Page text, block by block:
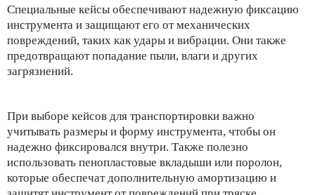
Специальные кейсы обеспечивают надежную фиксацию
инструмента и защищают его от механических
повреждений, таких как удары и вибрации. Они также
предотвращают попадание пыли, влаги и других
загрязнений.
При выборе кейсов для транспортировки важно
учитывать размеры и форму инструмента, чтобы он
надежно фиксировался внутри. Также полезно
использовать пенопластовые вкладыши или поролон,
которые обеспечат дополнительную амортизацию и